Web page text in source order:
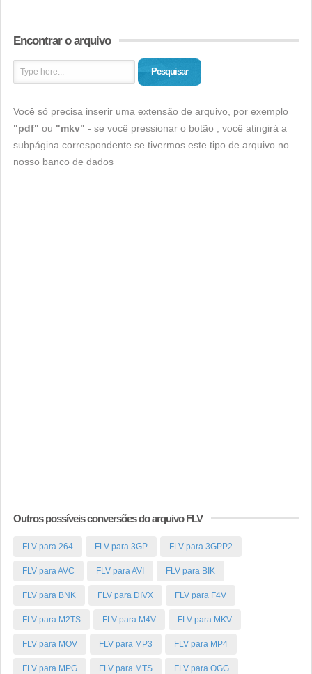
Encontrar o arquivo
Pesquisar
Você só precisa inserir uma extensão de arquivo, por exemplo
"pdf" ou "mkv" - se você pressionar o botão , você atingirá a
subpágina correspondente se tivermos este tipo de arquivo no
nosso banco de dados
Outros possíveis conversões do arquivo FLV
FLV para 264 FLV para 3GP FLV para 3GPP2
FLV para AVC FLV para AVI FLV para BIK
FLV para BNK FLV para DIVX FLV para F4V
FLV para M2TS FLV para M4V FLV para MKV
FLV para MOV FLV para MP3 FLV para MP4
FLV para MPG FLV para MTS FLV para OGG